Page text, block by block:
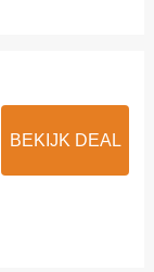
BEKIJK DEAL